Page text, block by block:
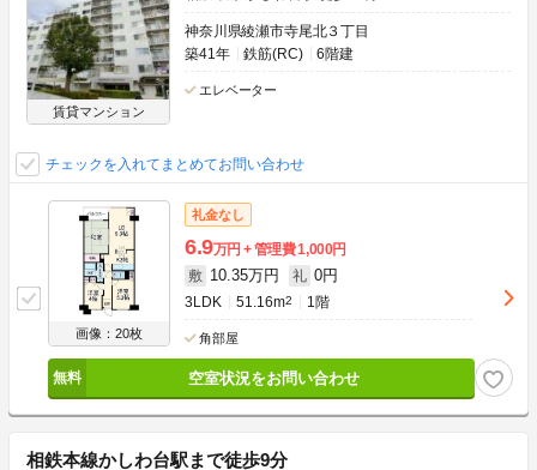
賃貸マンション
神奈川県綾瀬市寺尾北３丁目
築41年
鉄筋(RC) 6階建
エレベーター
チェックを入れてまとめてお問い合わせ
画像：20枚
礼金なし
6.9万円 管理費1,000円
敷 10.35万円 礼 0円
3LDK 51.16m2 1階
角部屋
空室状況をお問い合わせ
相鉄本線かしわ台駅まで徒歩9分